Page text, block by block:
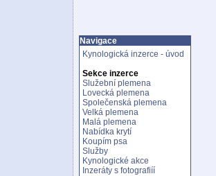
Navigace
Kynologická inzerce - úvod
Sekce inzerce
Služební plemena
Lovecká plemena
Společenská plemena
Velká plemena
Malá plemena
Nabídka krytí
Koupím psa
Služby
Kynologické akce
Inzeráty s fotografiíí